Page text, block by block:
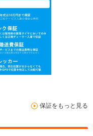
保証をもっと見る